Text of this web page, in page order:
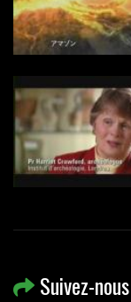
Suivez-nous